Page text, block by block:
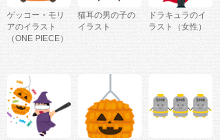
ゲッコー・モリ
アのイラスト
（ONE PIECE）
猫耳の男の子の
イラスト
ドラキュラのイ
ラスト（女性）